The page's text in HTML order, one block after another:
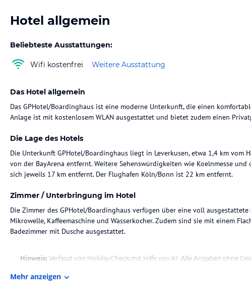
Hotel allgemein
Beliebteste Ausstattungen:
Wifi kostenfrei Weitere Ausstattung
Das Hotel allgemein
Das GPHotel/Boardinghaus ist eine moderne Unterkunft, die einen
Anlage ist mit kostenlosem WLAN ausgestattet und bietet zudem einen
Die Lage des Hotels
Die Unterkunft GPHotel/Boardinghaus liegt in Leverkusen, etwa 1,4 km vom
von der BayArena entfernt. Weitere Sehenswürdigkeiten wie Koelnmesse
sich jeweils 17 km entfernt. Der Flughafen Köln/Bonn ist 22 km entfernt.
Zimmer / Unterbringung im Hotel
Die Zimmer des GPHotel/Boardinghaus verfügen über eine voll
Mikrowelle, Kaffeemaschine und Wasserkocher. Zudem sind sie mit einem
Badezimmer mit Dusche ausgestattet.
Hinweis: Verfasst von HolidayCheck mit Hilfe von KI. Alle Angaben ohne
Mehr anzeigen